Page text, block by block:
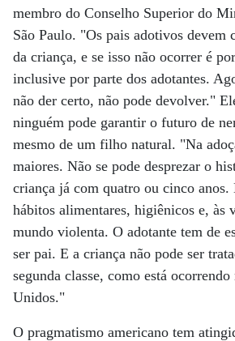
membro do Conselho Superior do
São Paulo. "Os pais adotivos devem
da criança, e se isso não ocorrer é
inclusive por parte dos adotantes.
não der certo, não pode devolver."
ninguém pode garantir o futuro de
mesmo de um filho natural. "Na
maiores. Não se pode desprezar o
criança já com quatro ou cinco anos.
hábitos alimentares, higiênicos e, às
mundo violenta. O adotante tem de
ser pai. E a criança não pode ser
segunda classe, como está ocorrendo
Unidos."
O pragmatismo americano tem